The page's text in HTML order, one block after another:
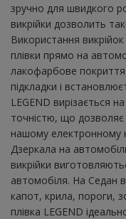
зручно для швидкого
викрійки дозволить
Використання
плівки прямо на
лакофарбове покриття
підкладки і
LEGEND вирізається
точністю, що
нашому електронному
Дзеркала на
викрійки
автомобіля. На Седан
капот, крила, пороги,
плівка LEGEND